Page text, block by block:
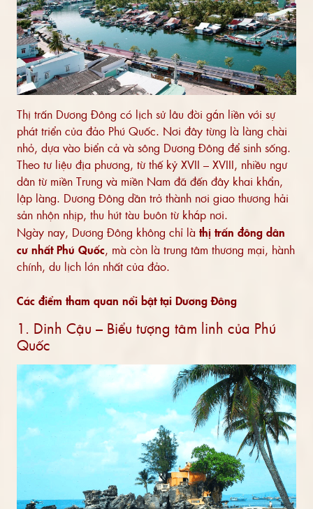
Thị trấn Dương Đông có lịch sử lâu đời gắn liền với sự
phát triển của đảo Phú Quốc. Nơi đây từng là làng chài
nhỏ, dựa vào biển cả và sông Dương Đông để sinh sống.
Theo tư liệu địa phương, từ thế kỷ XVII – XVIII, nhiều ngư
dân từ miền Trung và miền Nam đã đến đây khai khẩn,
lập làng. Dương Đông dần trở thành nơi giao thương hải
sản nhộn nhịp, thu hút tàu buôn từ khắp nơi.
Ngày nay, Dương Đông không chỉ là thị trấn đông dân
cư nhất Phú Quốc, mà còn là trung tâm thương mại, hành
chính, du lịch lớn nhất của đảo.
Các điểm tham quan nổi bật tại Dương Đông
1. Dinh Cậu – Biểu tượng tâm linh của Phú
Quốc